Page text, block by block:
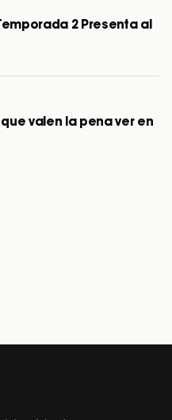
2 Presenta al
valen la pena ver en